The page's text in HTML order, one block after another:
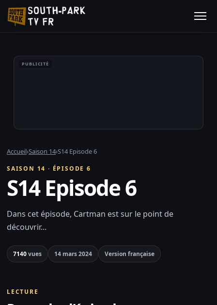
PUBLICITÉ
Accueil›Saison 14›S14 Episode 6
SAISON 14 · ÉPISODE 6
S14 Episode 6
Dans cet épisode, Cartman est sur le point de
découvrir...
7140vues 14 mars 2024 Version française
LECTURE